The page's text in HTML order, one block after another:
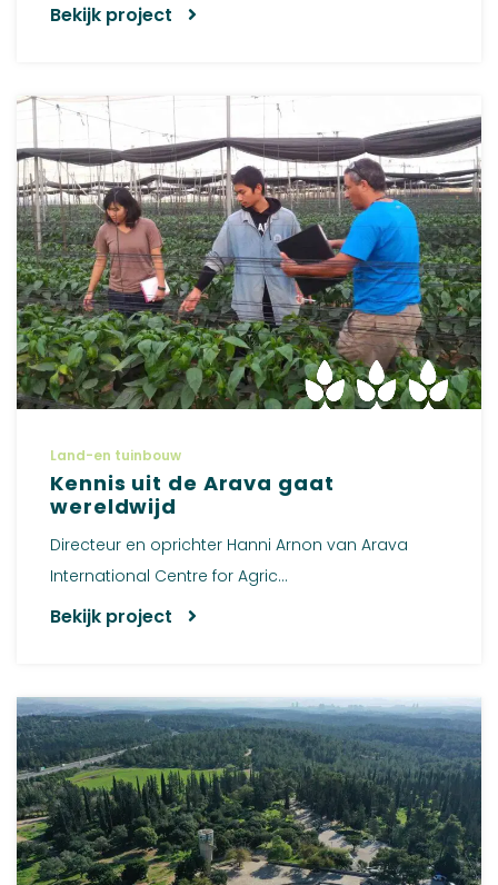
Bekijk project
Land-en tuinbouw
Kennis uit de Arava gaat
wereldwijd
Directeur en oprichter Hanni Arnon van Arava
International Centre for Agric...
Bekijk project